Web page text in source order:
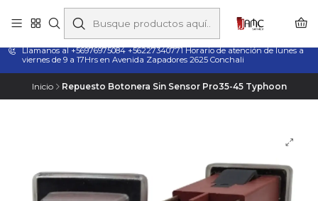
Taladros Magnéticos en Chile | Venta, Arriendo y Servicio
Técnico
Llamanos al +56976975084 +56227340771 Horario de atención de lunes a
viernes de 9 a 17Hrs en Avenida Zapadores 2625 Conchali
Inicio Repuesto Botonera Sin Sensor Pro35-45 Typhoon